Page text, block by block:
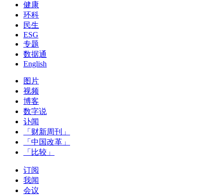
健康
环科
民生
ESG
专题
数据通
English
图片
视频
博客
数字说
讣闻
「财新周刊」
「中国改革」
「比较」
订阅
我闻
会议